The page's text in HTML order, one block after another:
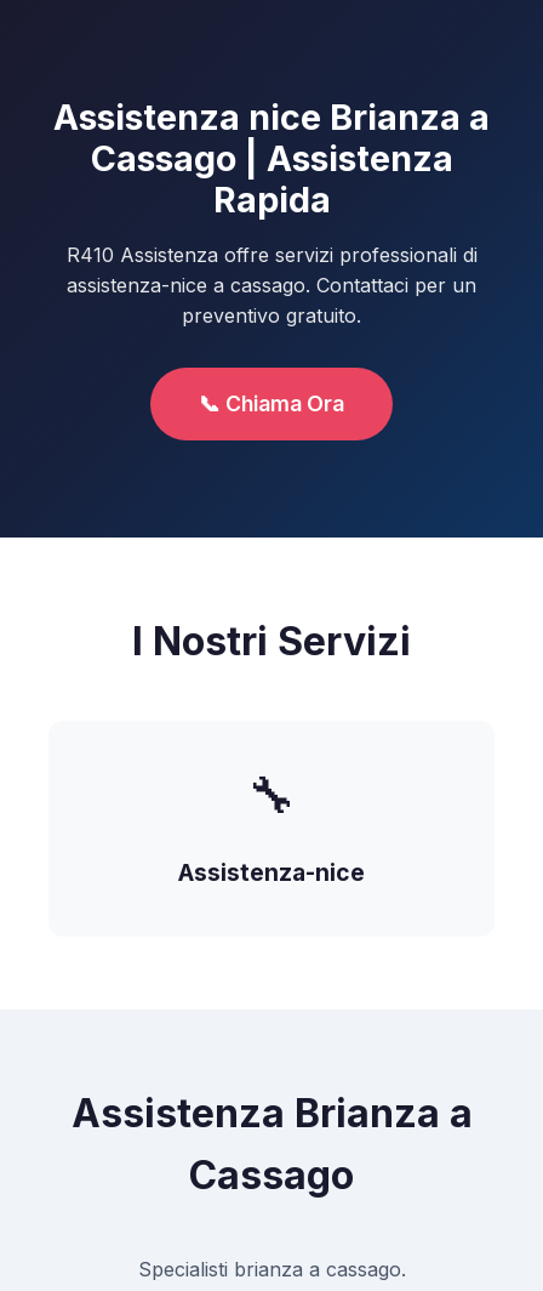
Assistenza nice Brianza a
Cassago | Assistenza
Rapida
R410 Assistenza offre servizi professionali di
assistenza-nice a cassago. Contattaci per un
preventivo gratuito.
📞 Chiama Ora
I Nostri Servizi
🔧
Assistenza-nice
Assistenza Brianza a
Cassago
Specialisti brianza a cassago.